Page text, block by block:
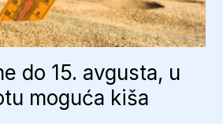
do 15. avgusta, u
moguća kiša